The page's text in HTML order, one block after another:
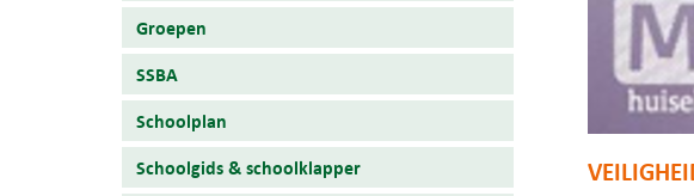
Groepen
SSBA
Schoolplan
Schoolgids & schoolklapper